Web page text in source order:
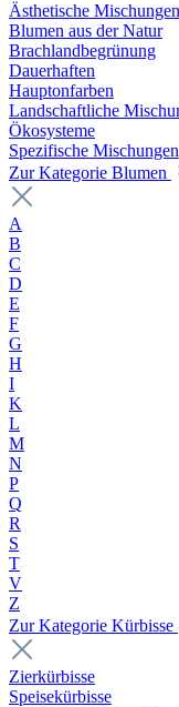
Ästhetische Mischungen
Blumen aus der Natur
Brachlandbegrünung
Dauerhaften
Hauptonfarben
Landschaftliche
Ökosysteme
Spezifische Mischungen
Zur Kategorie Blumen
A
B
C
D
E
F
G
H
I
K
L
M
N
P
Q
R
S
T
V
Z
Zur Kategorie Kürbisse
Zierkürbisse
Speisekürbisse